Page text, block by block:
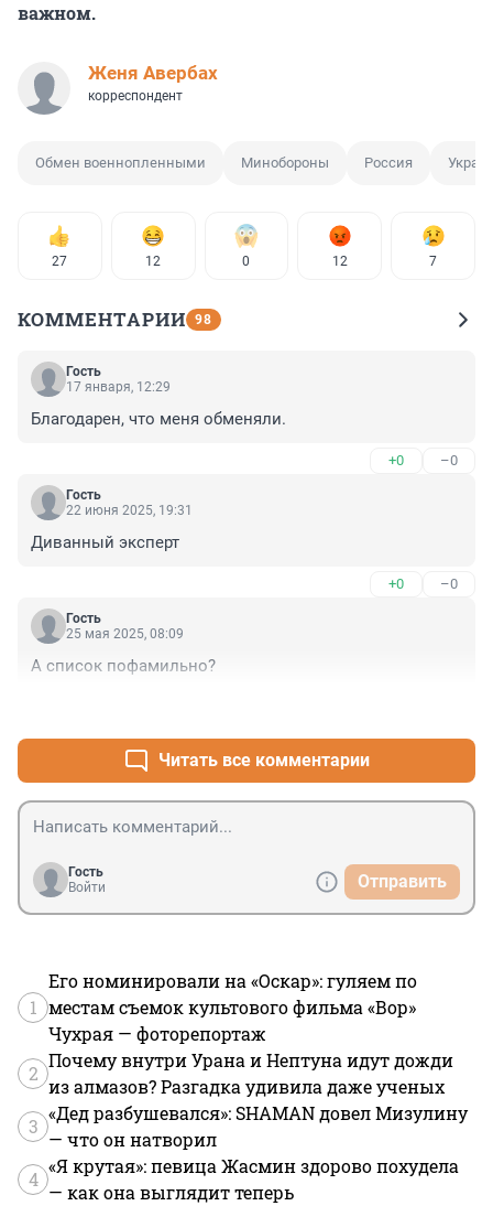
важном.
Женя Авербах
корреспондент
Обмен военнопленными Минобороны Россия
27 12 0 12 7
КОММЕНТАРИИ 98
Гость
17 января, 12:29
Благодарен, что меня обменяли.
+0 –0
Гость
22 июня 2025, 19:31
Диванный эксперт
+0 –0
Гость
25 мая 2025, 08:09
А список пофамильно?
Читать все комментарии
Гость
Войти
Отправить
1
Его номинировали на «Оскар»: гуляем по
местам съемок культового фильма «Вор»
Чухрая — фоторепортаж
2
Почему внутри Урана и Нептуна идут дожди
из алмазов? Разгадка удивила даже ученых
3
«Дед разбушевался»: SHAMAN довел Мизулину
— что он натворил
4
«Я крутая»: певица Жасмин здорово похудела
— как она выглядит теперь